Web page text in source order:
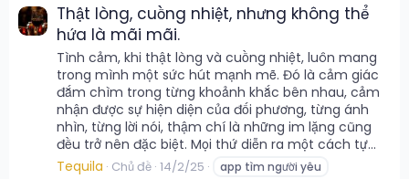
Thật lòng, cuồng nhiệt, nhưng không thể
hứa là mãi mãi.
Tình cảm, khi thật lòng và cuồng nhiệt, luôn mang
trong mình một sức hút mạnh mẽ. Đó là cảm giác
đắm chìm trong từng khoảnh khắc bên nhau, cảm
nhận được sự hiện diện của đối phương, từng ánh
nhìn, từng lời nói, thậm chí là những im lặng cũng
đều trở nên đặc biệt. Mọi thứ diễn ra một cách tự...
Tequila Chủ đề 14/2/25 app tìm người yêu